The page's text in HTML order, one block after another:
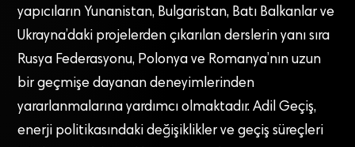
yapıcıların Yunanistan, Bulgaristan, Batı Balkanlar ve
Ukrayna’daki projelerden çıkarılan derslerin yanı sıra
Rusya Federasyonu, Polonya ve Romanya’nın uzun
bir geçmişe dayanan deneyimlerinden
yararlanmalarına yardımcı olmaktadır. Adil Geçiş,
enerji politikasındaki değişiklikler ve geçiş süreçleri